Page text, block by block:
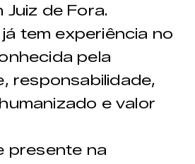
Juiz de Fora.
tem experiência no
pela
responsabilidade,
e valor
presente na